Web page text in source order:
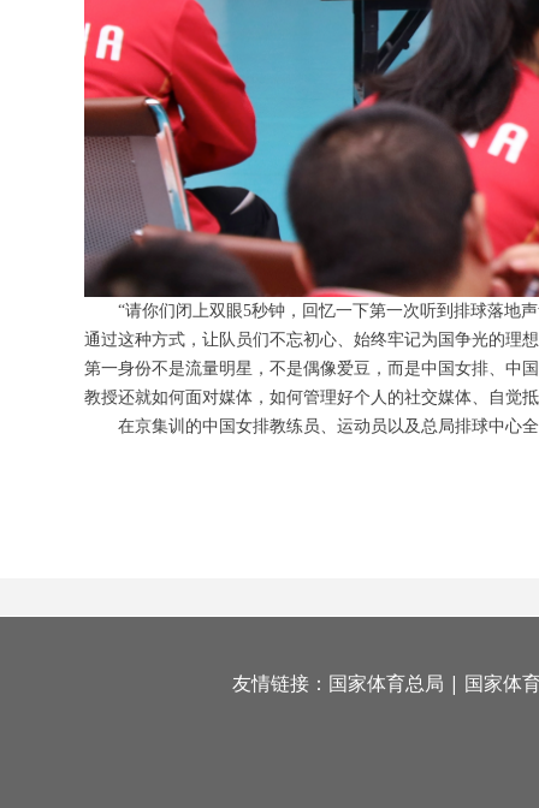
“请你们闭上双眼5秒钟，回忆一下第一次听到排球落地
通过这种方式，让队员们不忘初心、始终牢记为国争光的理
第一身份不是流量明星，不是偶像爱豆，而是中国女排、中
教授还就如何面对媒体，如何管理好个人的社交媒体、自觉
在京集训的中国女排教练员、运动员以及总局排球中心
友情链接： 国家体育总局 | 国家体